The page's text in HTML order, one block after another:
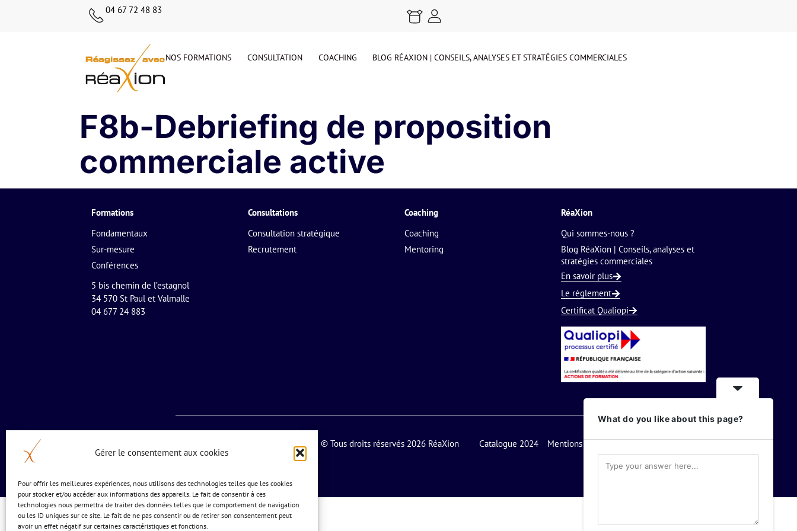
Gérer le consentement aux cookies
Pour offrir les meilleures expériences, nous utilisons des technologies telles que les cookies
pour stocker et/ou accéder aux informations des appareils. Le fait de consentir à ces
technologies nous permettra de traiter des données telles que le comportement de navigation
ou les ID uniques sur ce site. Le fait de ne pas consentir ou de retirer son consentement peut
avoir un effet négatif sur certaines caractéristiques et fonctions.
04 67 72 48 83
NOS FORMATIONS CONSULTATION COACHING BLOG RÉAXION | CONSEILS, ANALYSES ET STRATÉGIES COMMERCIALES
F8b-Debriefing de proposition
commerciale active
Formations
Fondamentaux
Sur-mesure
Conférences
5 bis chemin de l’estagnol
34 570 St Paul et Valmalle
04 677 24 883
Consultations
Consultation stratégique
Recrutement
Coaching
Coaching
Mentoring
RéaXion
Qui sommes-nous ?
Blog RéaXion | Conseils, analyses et
stratégies commerciales
En savoir plus
Le règlement
Certificat Qualiopi
© Tous droits réservés 2026 RéaXion Catalogue 2024 Mentions légales Nous contacter
What do you like about this page?